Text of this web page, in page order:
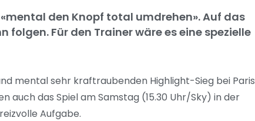
den Knopf total umdrehen». Auf das
Für den Trainer wäre es eine spezielle
mental sehr kraftraubenden Highlight-Sieg bei Paris
auch das Spiel am Samstag (15.30 Uhr/Sky) in der
Aufgabe.